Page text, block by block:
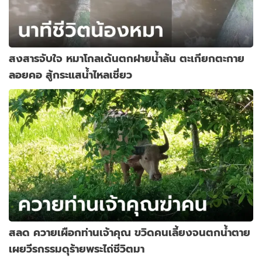
สงสารจับใจ หมาโกลเด้นตกฝายน้ำล้น ตะเกียกตะกาย
ลอยคอ สู้กระแสน้ำไหลเชี่ยว
สลด ควายเผือกท่านเจ้าคุณ ขวิดคนเลี้ยงจนตกน้ำตาย
เผยวีรกรรมดุร้ายพระไถ่ชีวิตมา